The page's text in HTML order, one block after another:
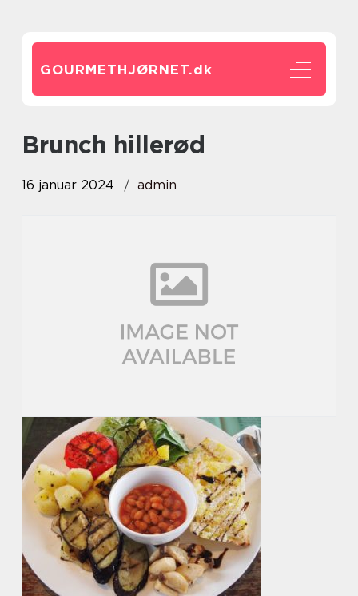
GOURMETHJØRNET.dk
brunch hillerød
16 januar 2024 admin